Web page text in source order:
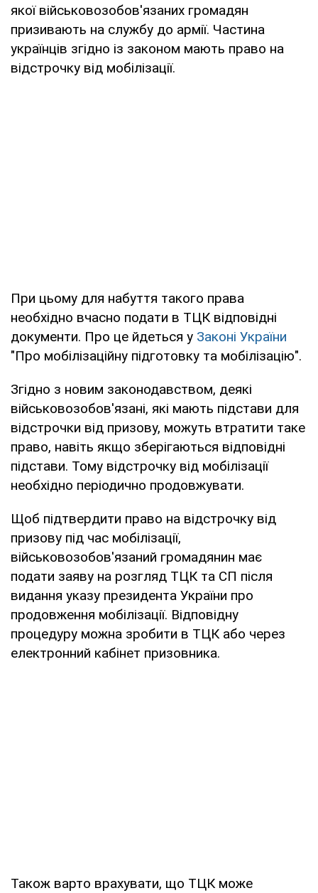
якої військовозобов'язаних громадян
призивають на службу до армії. Частина
українців згідно із законом мають право на
відстрочку від мобілізації.
При цьому для набуття такого права
необхідно вчасно подати в ТЦК відповідні
документи. Про це йдеться у Законі України
"Про мобілізаційну підготовку та мобілізацію".
Згідно з новим законодавством, деякі
військовозобов'язані, які мають підстави для
відстрочки від призову, можуть втратити таке
право, навіть якщо зберігаються відповідні
підстави. Тому відстрочку від мобілізації
необхідно періодично продовжувати.
Щоб підтвердити право на відстрочку від
призову під час мобілізації,
військовозобов'язаний громадянин має
подати заяву на розгляд ТЦК та СП після
видання указу президента України про
продовження мобілізації. Відповідну
процедуру можна зробити в ТЦК або через
електронний кабінет призовника.
Також варто врахувати, що ТЦК може